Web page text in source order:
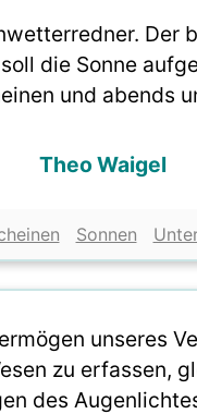
Der
die Sonne
und abends
Theo Waigel
Sonnen
unseres
zu erfassen,
des